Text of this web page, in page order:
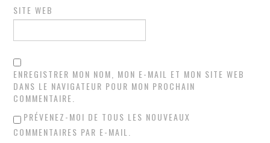
SITE WEB
ENREGISTRER MON NOM, MON E-MAIL ET MON SITE WEB
DANS LE NAVIGATEUR POUR MON PROCHAIN
COMMENTAIRE.
PRÉVENEZ-MOI DE TOUS LES NOUVEAUX
COMMENTAIRES PAR E-MAIL.